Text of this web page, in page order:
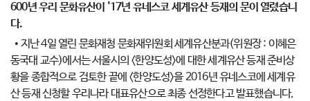
600년 우리 문화유산이 '17년 유네스코 세계유산 등재의 문이 열렸습니
다.
• 지난 4일 열린 문화재청 문화재위원회 세계유산분과(위원장 : 이혜은
동국대 교수)에서는 서울시의 <한양도성>에 대한 세계유산 등재 준비상
황을 종합적으로 검토한 끝에 <한양도성>을 2016년 유네스코에 세계유
산 등재 신청할 우리나라 대표유산으로 최종 선정한다고 발표했습니다.